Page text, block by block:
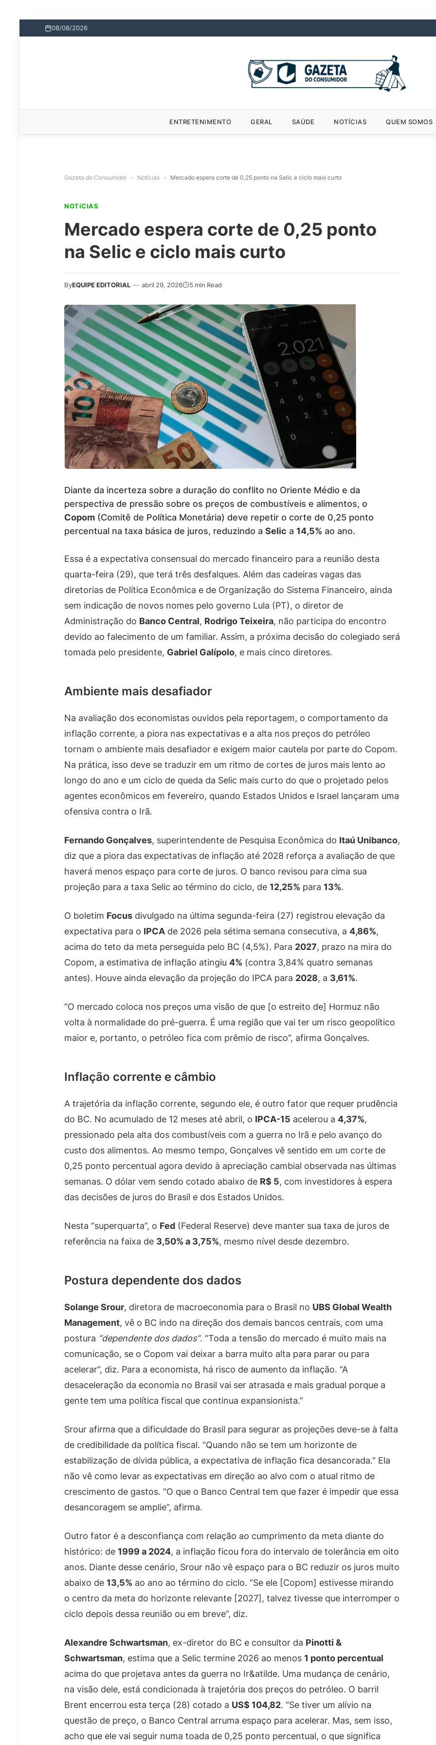
08/08/2026
ENTRETENIMENTO GERAL SAÚDE NOTÍCIAS QUEM SOMOS
Gazeta do Consumidor » Notícias » Mercado espera corte de 0,25 ponto na Selic e ciclo mais curto
NOTíCIAS
Mercado espera corte de 0,25 ponto
na Selic e ciclo mais curto
ByEQUIPE EDITORIAL — abril 29, 2026 5 min Read
Diante da incerteza sobre a duração do conflito no Oriente Médio e da
perspectiva de pressão sobre os preços de combustíveis e alimentos, o
Copom (Comitê de Política Monetária) deve repetir o corte de 0,25 ponto
percentual na taxa básica de juros, reduzindo a Selic a 14,5% ao ano.
Essa é a expectativa consensual do mercado financeiro para a reunião desta
quarta-feira (29), que terá três desfalques. Além das cadeiras vagas das
diretorias de Política Econômica e de Organização do Sistema Financeiro, ainda
sem indicação de novos nomes pelo governo Lula (PT), o diretor de
Administração do Banco Central, Rodrigo Teixeira, não participa do encontro
devido ao falecimento de um familiar. Assim, a próxima decisão do colegiado será
tomada pelo presidente, Gabriel Galípolo, e mais cinco diretores.
Ambiente mais desafiador
Na avaliação dos economistas ouvidos pela reportagem, o comportamento da
inflação corrente, a piora nas expectativas e a alta nos preços do petróleo
tornam o ambiente mais desafiador e exigem maior cautela por parte do Copom.
Na prática, isso deve se traduzir em um ritmo de cortes de juros mais lento ao
longo do ano e um ciclo de queda da Selic mais curto do que o projetado pelos
agentes econômicos em fevereiro, quando Estados Unidos e Israel lançaram uma
ofensiva contra o Irã.
Fernando Gonçalves, superintendente de Pesquisa Econômica do Itaú Unibanco,
diz que a piora das expectativas de inflação até 2028 reforça a avaliação de que
haverá menos espaço para corte de juros. O banco revisou para cima sua
projeção para a taxa Selic ao término do ciclo, de 12,25% para 13%.
O boletim Focus divulgado na última segunda-feira (27) registrou elevação da
expectativa para o IPCA de 2026 pela sétima semana consecutiva, a 4,86%,
acima do teto da meta perseguida pelo BC (4,5%). Para 2027, prazo na mira do
Copom, a estimativa de inflação atingiu 4% (contra 3,84% quatro semanas
antes). Houve ainda elevação da projeção do IPCA para 2028, a 3,61%.
“O mercado coloca nos preços uma visão de que [o estreito de] Hormuz não
volta à normalidade do pré-guerra. É uma região que vai ter um risco geopolítico
maior e, portanto, o petróleo fica com prêmio de risco”, afirma Gonçalves.
Inflação corrente e câmbio
A trajetória da inflação corrente, segundo ele, é outro fator que requer prudência
do BC. No acumulado de 12 meses até abril, o IPCA-15 acelerou a 4,37%,
pressionado pela alta dos combustíveis com a guerra no Irã e pelo avanço do
custo dos alimentos. Ao mesmo tempo, Gonçalves vê sentido em um corte de
0,25 ponto percentual agora devido à apreciação cambial observada nas últimas
semanas. O dólar vem sendo cotado abaixo de R$ 5, com investidores à espera
das decisões de juros do Brasil e dos Estados Unidos.
Nesta “superquarta”, o Fed (Federal Reserve) deve manter sua taxa de juros de
referência na faixa de 3,50% a 3,75%, mesmo nível desde dezembro.
Postura dependente dos dados
Solange Srour, diretora de macroeconomia para o Brasil no UBS Global Wealth
Management, vê o BC indo na direção dos demais bancos centrais, com uma
postura “dependente dos dados”. “Toda a tensão do mercado é muito mais na
comunicação, se o Copom vai deixar a barra muito alta para parar ou para
acelerar”, diz. Para a economista, há risco de aumento da inflação. “A
desaceleração da economia no Brasil vai ser atrasada e mais gradual porque a
gente tem uma política fiscal que continua expansionista.”
Srour afirma que a dificuldade do Brasil para segurar as projeções deve-se à falta
de credibilidade da política fiscal. “Quando não se tem um horizonte de
estabilização de dívida pública, a expectativa de inflação fica desancorada.” Ela
não vê como levar as expectativas em direção ao alvo com o atual ritmo de
crescimento de gastos. “O que o Banco Central tem que fazer é impedir que essa
desancoragem se amplie”, afirma.
Outro fator é a desconfiança com relação ao cumprimento da meta diante do
histórico: de 1999 a 2024, a inflação ficou fora do intervalo de tolerância em oito
anos. Diante desse cenário, Srour não vê espaço para o BC reduzir os juros muito
abaixo de 13,5% ao ano ao término do ciclo. “Se ele [Copom] estivesse mirando
o centro da meta do horizonte relevante [2027], talvez tivesse que interromper o
ciclo depois dessa reunião ou em breve”, diz.
Alexandre Schwartsman, ex-diretor do BC e consultor da Pinotti &
Schwartsman, estima que a Selic termine 2026 ao menos 1 ponto percentual
acima do que projetava antes da guerra no Ir&atilde. Uma mudança de cenário,
na visão dele, está condicionada à trajetória dos preços do petróleo. O barril
Brent encerrou esta terça (28) cotado a US$ 104,82. “Se tiver um alívio na
questão de preço, o Banco Central arruma espaço para acelerar. Mas, sem isso,
acho que ele vai seguir numa toada de 0,25 ponto percentual, o que significa